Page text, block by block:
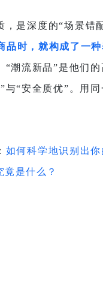
是深度的“场景错
品 时，就构成了一
“潮流新品”是他们
与“安全质优”。用
如何科学地识别出
竟是什么？